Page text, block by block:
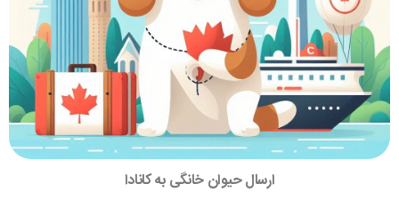
ارسال حیوان خانگی به کانادا